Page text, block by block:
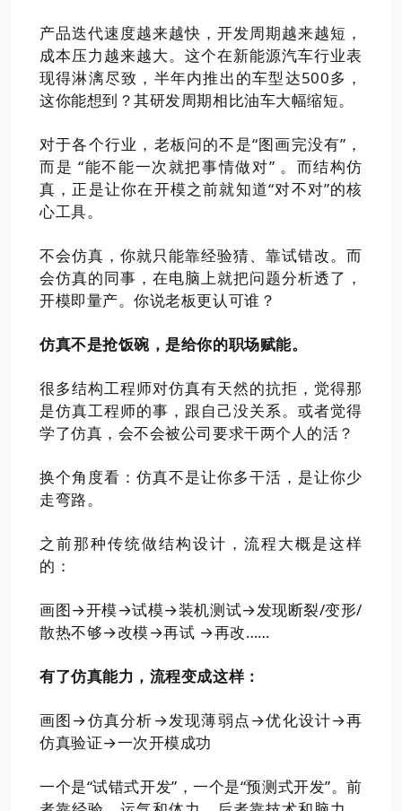
产品迭代速度越来越快，开发周期越来越短，
成本压力越来越大。这个在新能源汽车行业表
现得淋漓尽致，半年内推出的车型达500多，
这你能想到？其研发周期相比油车大幅缩短。
对于各个行业，老板问的不是“图画完没有”，
而是 “能不能一次就把事情做对” 。而结构仿
真，正是让你在开模之前就知道“对不对”的核
心工具。
不会仿真，你就只能靠经验猜、靠试错改。而
会仿真的同事，在电脑上就把问题分析透了，
开模即量产。你说老板更认可谁？
仿真不是抢饭碗，是给你的职场赋能。
很多结构工程师对仿真有天然的抗拒，觉得那
是仿真工程师的事，跟自己没关系。或者觉得
学了仿真，会不会被公司要求干两个人的活？
换个角度看：仿真不是让你多干活，是让你少
走弯路。
之前那种传统做结构设计，流程大概是这样
的：
画图→开模→试模→装机测试→发现断裂/变形/
散热不够→改模→再试 →再改……
有了仿真能力，流程变成这样：
画图→仿真分析→发现薄弱点→优化设计→再
仿真验证→一次开模成功
一个是“试错式开发”，一个是“预测式开发”。前